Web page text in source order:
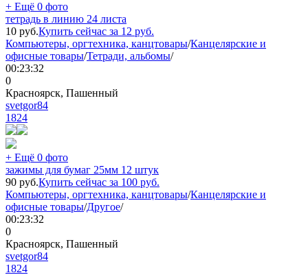
+ Ещё 0 фото
тетрадь в линию 24 листа
10 руб.Купить сейчас за 12 руб.
Компьютеры, оргтехника, канцтовары/Канцелярские и
офисные товары/Тетради, альбомы/
00:23:32
0
Красноярск, Пашенный
svetgor84
1824
+ Ещё 0 фото
зажимы для бумаг 25мм 12 штук
90 руб.Купить сейчас за 100 руб.
Компьютеры, оргтехника, канцтовары/Канцелярские и
офисные товары/Другое/
00:23:32
0
Красноярск, Пашенный
svetgor84
1824